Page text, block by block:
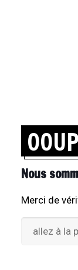
Nous
Merci de
allez à la